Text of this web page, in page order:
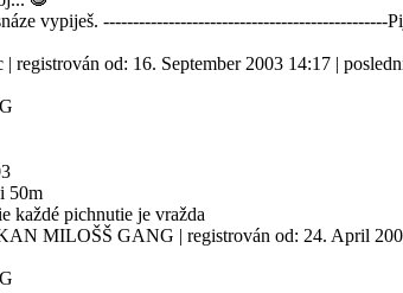
vypiješ. ------------------------------------------------
| registrován od: 16. September 2003 14:17 |
50m
každé pichnutie je vražda
MILOŠŠ GANG | registrován od: 24. April